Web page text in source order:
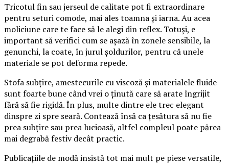
Tricotul fin sau jerseul de calitate pot fi extraordinare
pentru seturi comode, mai ales toamna și iarna. Au acea
moliciune care te face să le alegi din reflex. Totuși, e
important să verifici cum se așază în zonele sensibile, la
genunchi, la coate, în jurul șoldurilor, pentru că unele
materiale se pot deforma repede.
Stofa subțire, amestecurile cu viscoză și materialele fluide
sunt foarte bune când vrei o ținută care să arate îngrijit
fără să fie rigidă. În plus, multe dintre ele trec elegant
dinspre zi spre seară. Contează însă ca țesătura să nu fie
prea subțire sau prea lucioasă, altfel compleul poate părea
mai degrabă festiv decât practic.
Publicațiile de modă insistă tot mai mult pe piese versatile,